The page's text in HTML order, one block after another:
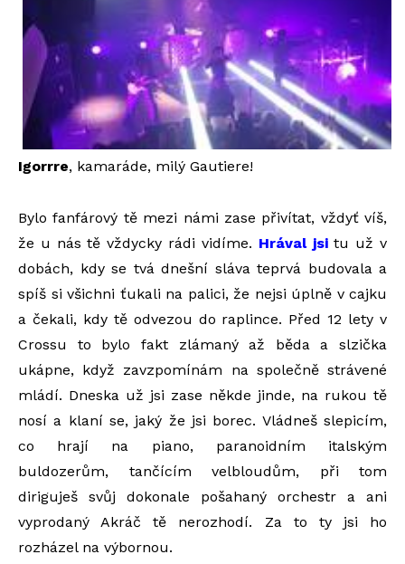
Igorrre, kamaráde, milý Gautiere!
Bylo fanfárový tě mezi námi zase přivítat, vždyť víš,
že u nás tě vždycky rádi vidíme. Hrával jsitu už v
dobách, kdy se tvá dnešní sláva teprvá budovala a
spíš si všichni ťukali na palici, že nejsi úplně v cajku
a čekali, kdy tě odvezou do raplince. Před 12 lety v
Crossu to bylo fakt zlámaný až běda a slzička
ukápne, když zavzpomínám na společně strávené
mládí. Dneska už jsi zase někde jinde, na rukou tě
nosí a klaní se, jaký že jsi borec. Vládneš slepicím,
co hrají na piano, paranoidním italským
buldozerům, tančícím velbloudům, při tom
diriguješ svůj dokonale pošahaný orchestr a ani
vyprodaný Akráč tě nerozhodí. Za to ty jsi ho
rozházel na výbornou.